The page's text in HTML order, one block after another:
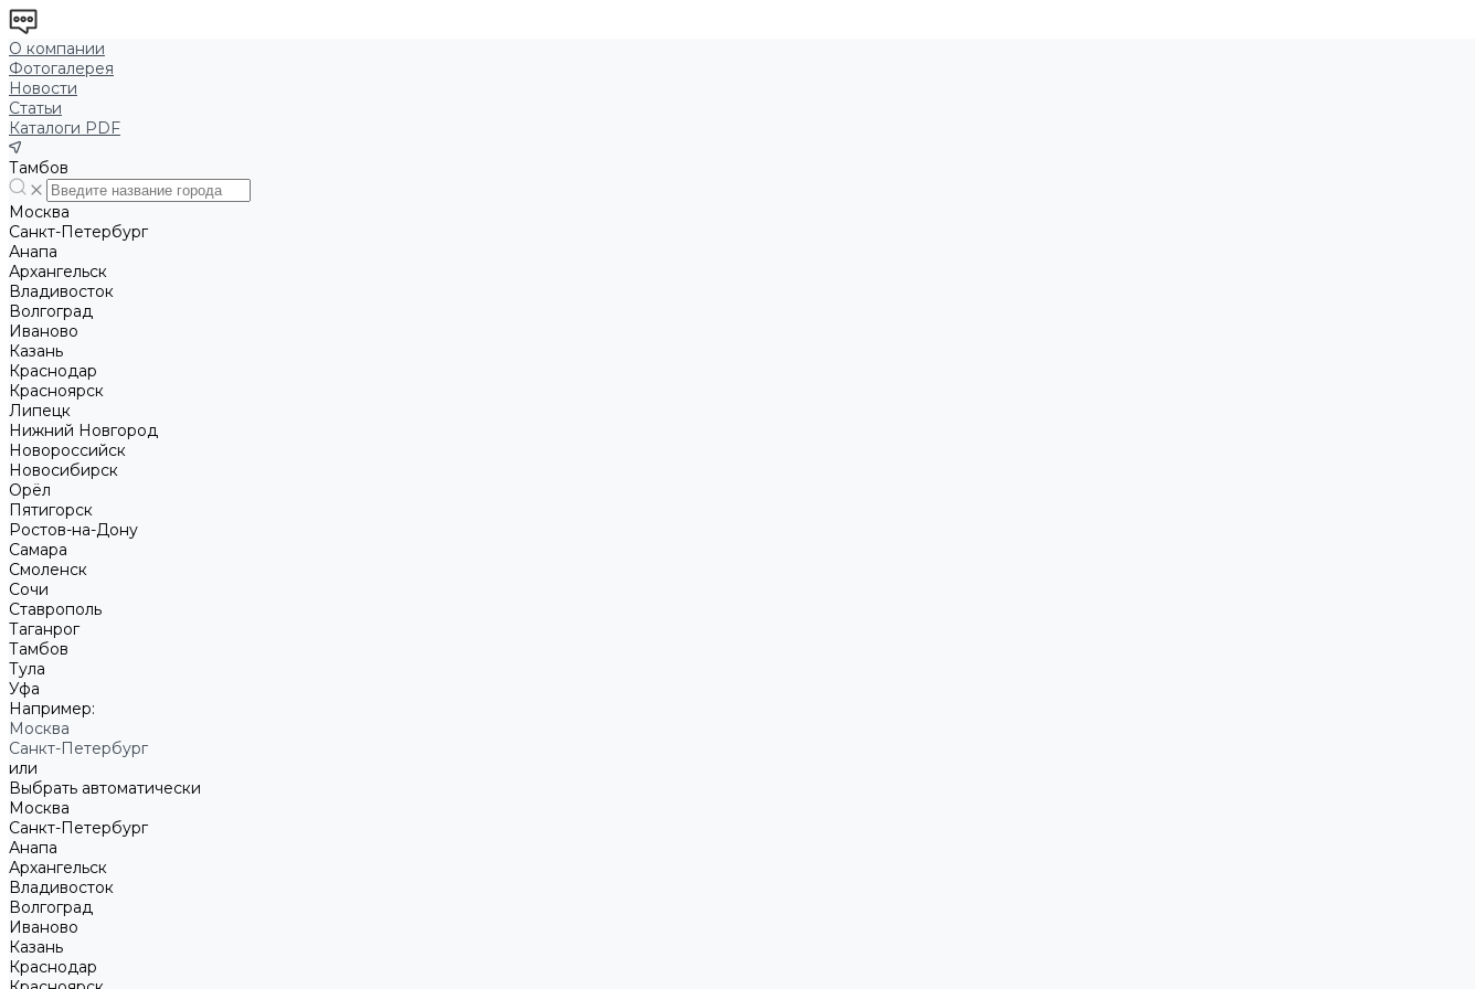
О компании
Фотогалерея
Новости
Статьи
Каталоги PDF
Тамбов
Москва
Санкт-Петербург
Анапа
Архангельск
Владивосток
Волгоград
Иваново
Казань
Краснодар
Красноярск
Липецк
Нижний Новгород
Новороссийск
Новосибирск
Орёл
Пятигорск
Ростов-на-Дону
Самара
Смоленск
Сочи
Ставрополь
Таганрог
Тамбов
Тула
Уфа
Например:
Москва
Санкт-Петербург
или
Выбрать автоматически
Москва
Санкт-Петербург
Анапа
Архангельск
Владивосток
Волгоград
Иваново
Казань
Краснодар